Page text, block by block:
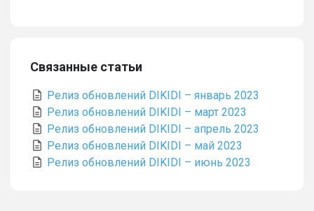
Связанные статьи
Релиз обновлений DIKIDI – январь 2023
Релиз обновлений DIKIDI – март 2023
Релиз обновлений DIKIDI – апрель 2023
Релиз обновлений DIKIDI – май 2023
Релиз обновлений DIKIDI – июнь 2023